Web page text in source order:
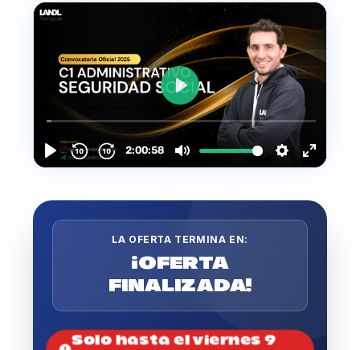
LA OFERTA TERMINA EN:
¡OFERTA
FINALIZADA!
Solo hasta el viernes 9